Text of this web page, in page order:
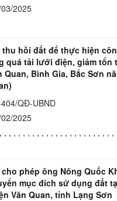
2025
thu hồi đất để thực hiện
quá tải lưới điện, giảm tổn
Bình Gia, Bắc Sơn
QĐ-UBND
2025
, , , , , , , , , , , , , , , , , , , , , , , , ,
phép ông Nông Quốc
mục đích sử dụng đất
Văn Quan, tỉnh Lạng Sơn